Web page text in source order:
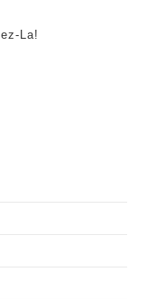
La!